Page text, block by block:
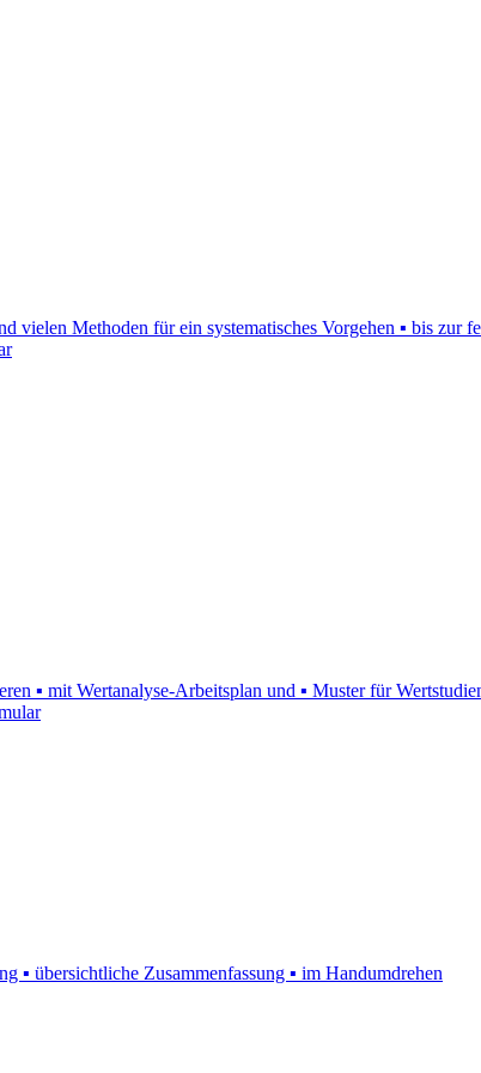
vielen Methoden für ein systematisches Vorgehen ▪ bis zur
▪ mit Wertanalyse-Arbeitsplan und ▪ Muster für
▪ übersichtliche Zusammenfassung ▪ im Handumdrehen